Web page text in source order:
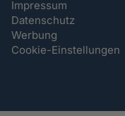
Impressum
Datenschutz
Werbung
Cookie-Einstellungen